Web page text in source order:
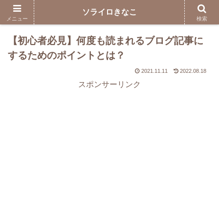
【初心者必見】何度も読まれるブログ記事に
するためのポイントとは？
2021.11.11 2022.08.18
スポンサーリンク
メニュー
ソライロきなこ
検索